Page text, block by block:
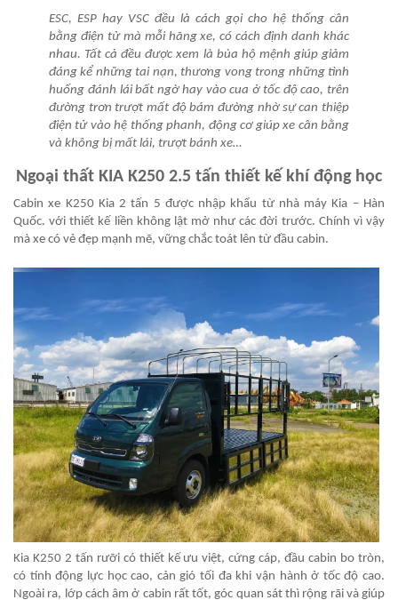
ESC, ESP hay VSC đều là cách gọi cho hệ thống cân
bằng điện tử mà mỗi hãng xe, có cách định danh khác
nhau. Tất cả đều được xem là bùa hộ mệnh giúp giảm
đáng kể những tai nạn, thương vong trong những tình
huống đánh lái bất ngờ hay vào cua ở tốc độ cao, trên
đường trơn trượt mất độ bám đường nhờ sự can thiệp
điện tử vào hệ thống phanh, động cơ giúp xe cân bằng
và không bị mất lái, trượt bánh xe…
Ngoại thất KIA K250 2.5 tấn thiết kế khí động học
Cabin xe K250 Kia 2 tấn 5 được nhập khẩu từ nhà máy Kia – Hàn
Quốc. với thiết kế liền không lật mở như các đời trước. Chính vì vậy
mà xe có vẻ đẹp mạnh mẽ, vững chắc toát lên từ đầu cabin.
Kia K250 2 tấn rưỡi có thiết kế ưu việt, cứng cáp, đầu cabin bo tròn,
có tính động lực học cao, cản gió tối đa khi vận hành ở tốc độ cao.
Ngoài ra, lớp cách âm ở cabin rất tốt, góc quan sát thì rộng rãi và giúp